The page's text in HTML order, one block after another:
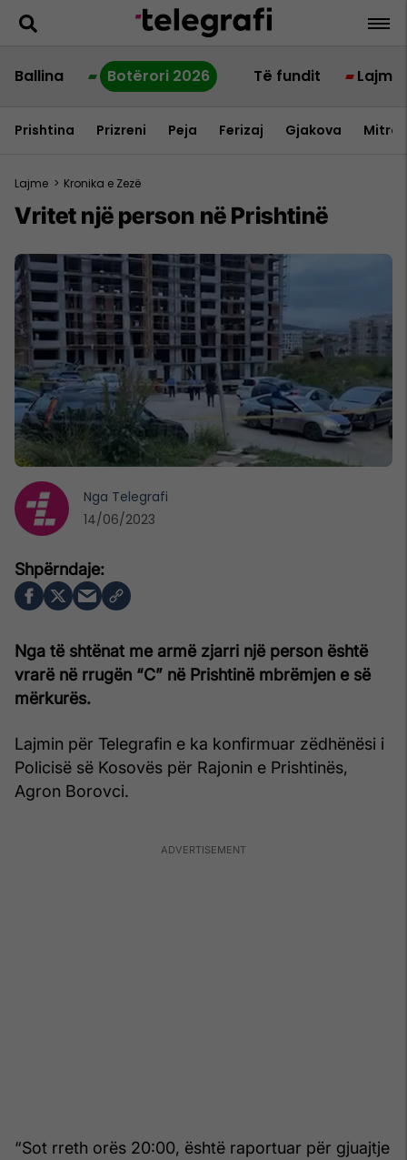
Ballina Botërori 2026 Të fundit Lajme
Prishtina Prizreni Peja Ferizaj Gjakova
Lajme > Kronika e Zezë
Vritet një person në Prishtinë
Nga të shtënat me armë zjarri një person është
vrarë në rrugën “C” në Prishtinë mbrëmjen e së
mërkurës.
Lajmin për Telegrafin e ka konfirmuar zëdhënësi i
Policisë së Kosovës për Rajonin e Prishtinës,
Agron Borovci.
“Sot rreth orës 20:00, është raportuar për gjuajtje
Nga Telegrafi
14/06/2023